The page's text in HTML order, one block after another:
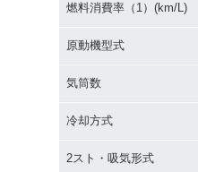
燃料消費率（1）(km/L)
原動機型式
気筒数
冷却方式
2スト・吸気形式